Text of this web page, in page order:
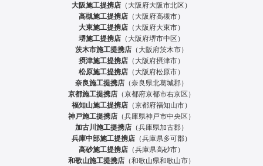
大阪施工提携店 （大阪府大阪市北区）
高槻施工提携店 （大阪府高槻市）
大東施工提携店 （大阪府大東市）
堺施工提携店 （大阪府堺市中区）
茨木市施工提携店 （大阪府茨木市）
摂津施工提携店 （大阪府摂津市）
松原施工提携店 （大阪府松原市）
奈良施工提携店 （奈良県北葛城郡）
京都施工提携店 （京都府京都市右京区）
福知山施工提携店 （京都府福知山市）
神戸施工提携店 （兵庫県神戸市中央区）
加古川施工提携店 （兵庫県加古郡）
兵庫中部施工提携店 （兵庫県多可郡）
高砂施工提携店 （兵庫県高砂市）
和歌山施工提携店 （和歌山県和歌山市）